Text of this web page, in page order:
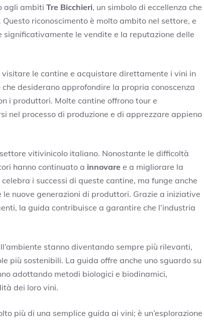
agli ambiti Tre Bicchieri, un simbolo di eccellenza che
riconoscimento è molto ambito nel settore, e
le vendite e la reputazione delle
le cantine e acquistare direttamente i vini in
desiderano approfondire la propria conoscenza
i produttori. Molte cantine offrono tour e
nel processo di produzione e di apprezzare appieno
vitivinicolo italiano. Nonostante le difficoltà
hanno continuato a innovare e a migliorare la
i successi di queste cantine, ma funge anche
nuove generazioni di produttori. Grazie a iniziative
la guida contribuisce a garantire che l’industria
stanno diventando sempre più rilevanti,
più sostenibili. La guida offre anche uno sguardo su
adottando metodi biologici e biodinamici,
dei loro vini.
più di una semplice guida ai vini; è un’esplorazione